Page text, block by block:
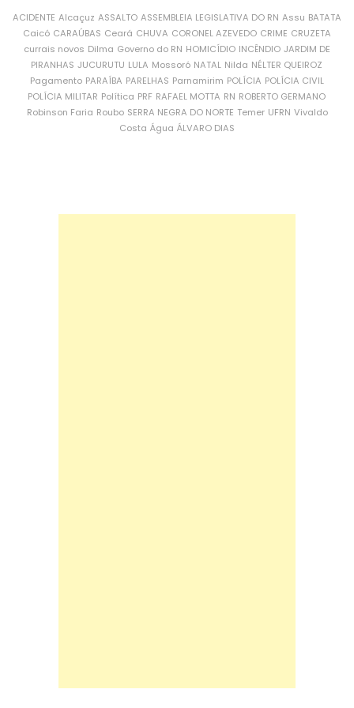
ACIDENTE Alcaçuz ASSALTO ASSEMBLEIA LEGISLATIVA DO RN Assu BATATA
Caicó CARAÚBAS Ceará CHUVA CORONEL AZEVEDO CRIME CRUZETA
currais novos Dilma Governo do RN HOMICÍDIO INCÊNDIO JARDIM DE
PIRANHAS JUCURUTU LULA Mossoró NATAL Nilda NÉLTER QUEIROZ
Pagamento PARAÍBA PARELHAS Parnamirim POLÍCIA POLÍCIA CIVIL
POLÍCIA MILITAR Política PRF RAFAEL MOTTA RN ROBERTO GERMANO
Robinson Faria Roubo SERRA NEGRA DO NORTE Temer UFRN Vivaldo
Costa Água ÁLVARO DIAS